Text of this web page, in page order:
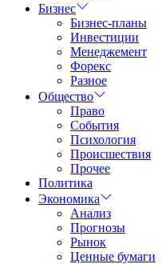
Бизнес
Бизнес-планы
Инвестиции
Менеджемент
Форекс
Разное
Общество
Право
События
Психология
Происшествия
Прочее
Политика
Экономика
Анализ
Прогнозы
Рынок
Ценные бумаги